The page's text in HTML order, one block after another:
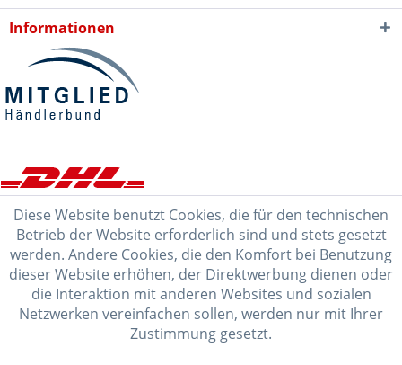
Informationen
Diese Website benutzt Cookies, die für den technischen
Betrieb der Website erforderlich sind und stets gesetzt
werden. Andere Cookies, die den Komfort bei Benutzung
dieser Website erhöhen, der Direktwerbung dienen oder
die Interaktion mit anderen Websites und sozialen
Netzwerken vereinfachen sollen, werden nur mit Ihrer
Zustimmung gesetzt.